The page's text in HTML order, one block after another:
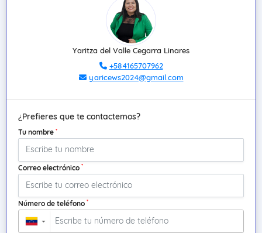
Yaritza del Valle Cegarra Linares
+584165707962
yaricews2024@gmail.com
¿Prefieres que te contactemos?
Tu nombre *
Correo electrónico *
Número de teléfono *
▼